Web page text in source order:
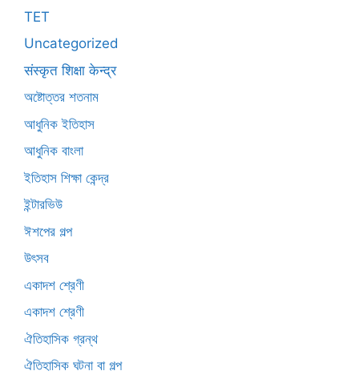
TET
Uncategorized
संस्कृत शिक्षा केन्द्र
অষ্টোত্তর শতনাম
আধুনিক ইতিহাস
আধুনিক বাংলা
ইতিহাস শিক্ষা কেন্দ্র
ইন্টারভিউ
ঈশপের গল্প
উৎসব
একাদশ শ্রেণী
একাদশ শ্রেণী
ঐতিহাসিক গ্রন্থ
ঐতিহাসিক ঘটনা বা গল্প